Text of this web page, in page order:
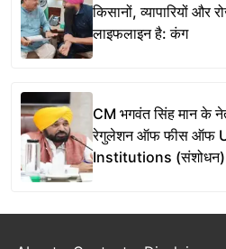
किसानों, व्यापारियों और
लाइफलाइन है: कंग
CM भगवंत सिंह मान के
रेगुलेशन ऑफ फीस ऑफ
Institutions (संशोधन)